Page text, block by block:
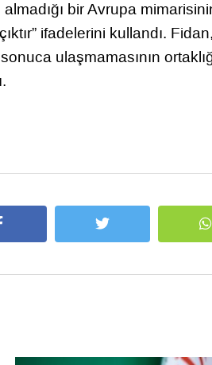
bir Avrupa
ifadelerini kullandı.
ulaşmamasının